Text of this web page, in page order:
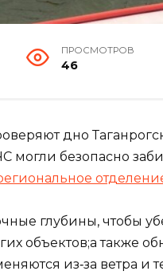
ПРОСМОТРОВ
46
дно
могли безопасно
глубины, чтобы
объектов;а также
из‑за ветра и